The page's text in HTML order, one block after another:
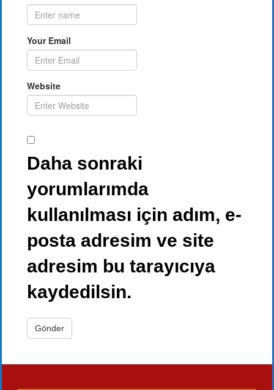
Your Email
Website
Daha sonraki
yorumlarımda
kullanılması için adım, e-
posta adresim ve site
adresim bu tarayıcıya
kaydedilsin.